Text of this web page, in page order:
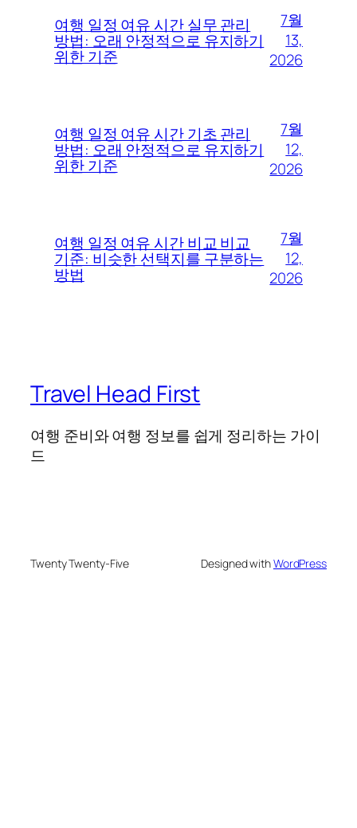
여행 일정 여유 시간 실무 관리
방법: 오래 안정적으로 유지하기
위한 기준
7월
13,
2026
여행 일정 여유 시간 기초 관리
방법: 오래 안정적으로 유지하기
위한 기준
7월
12,
2026
여행 일정 여유 시간 비교 비교
기준: 비슷한 선택지를 구분하는
방법
7월
12,
2026
Travel Head First
여행 준비와 여행 정보를 쉽게 정리하는 가이
드
Twenty Twenty-Five Designed withWordPress